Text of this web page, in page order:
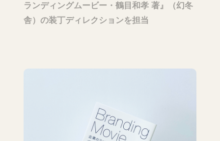
ランディングムービー・鶴目和孝 著』（幻冬
舎）の装丁ディレクションを担当